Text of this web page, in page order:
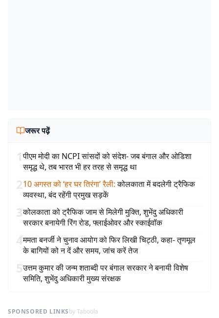
जरूर पढ़ें
1पीएम मोदी का NCPI सांसदों को संदेश- जब बंगाल और ओडिशा
समृद्ध थे, तब भारत भी हर तरह से समृद्ध था
210 अगस्त को ‘हर घर तिरंगा’ रैली: कोलकाता में बदलेगी ट्रैफिक
व्यवस्था, बंद रहेंगी प्रमुख सड़कें
3कोलकाता को ट्रैफिक जाम से मिलेगी मुक्ति, शुभेंदु अधिकारी
सरकार बनायेगी रिंग रोड, फ्लाईओवर और स्काईवॉक
4ममता बनर्जी ने चुनाव आयोग को फिर लिखी चिट्ठी, कहा- तृणमूल
के बागियों को न दें और समय, जांच करें तेज
5उत्तम कुमार की जन्म शताब्दी पर बंगाल सरकार ने बनायी विशेष
समिति, शुभेंदु अधिकारी मुख्य संरक्षक
SPONSORED LINKSby Taboola